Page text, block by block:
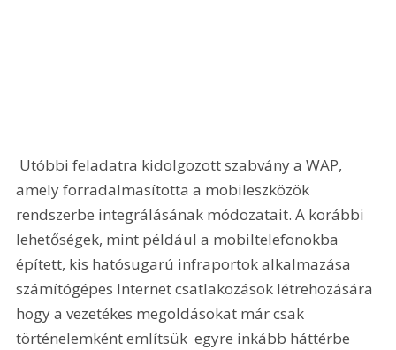
amely forradalmasította a mobileszközök
rendszerbe integrálásának módozatait. A korábbi
lehetőségek, mint például a mobiltelefonokba
épített, kis hatósugarú infraportok alkalmazása
számítógépes Internet csatlakozások létrehozására 
hogy a vezetékes megoldásokat már csak
történelemként említsük  egyre inkább háttérbe